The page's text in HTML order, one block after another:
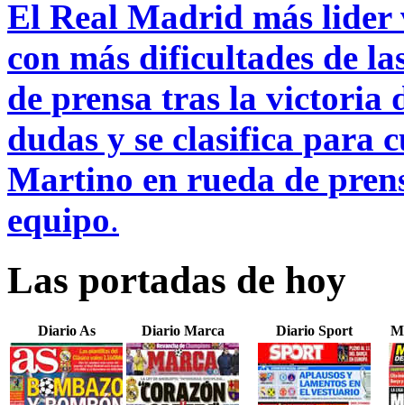
El Real Madrid más lider
con más dificultades de
de prensa tras la victoria
dudas y se clasifica para
Martino en rueda de
equipo.
Las portadas de hoy
Diario As Diario Marca Diario Sport